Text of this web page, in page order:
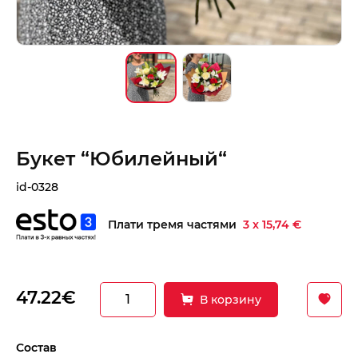
Букет “Юбилейный“
id-0328
Плати тремя частями 3 x 15,74 €
47.22€ В корзину
Состав